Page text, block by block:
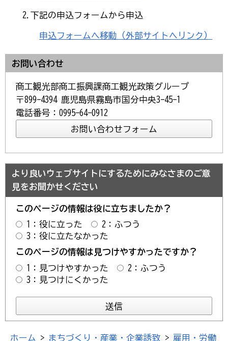
2.下記の申込フォームから申込
申込フォームへ移動（外部サイトへリンク）
お問い合わせ
商工観光部商工振興課商工観光政策グループ
〒899-4394 鹿児島県霧島市国分中央3-45-1
電話番号：0995-64-0912
より良いウェブサイトにするためにみなさまのご意
見をお聞かせください
このページの情報は役に立ちましたか？
1：役に立った
2：ふつう
3：役に立たなかった
このページの情報は見つけやすかったですか？
1：見つけやすかった
2：ふつう
3：見つけにくかった
ホーム > まちづくり・産業・企業誘致 > 雇用・労働